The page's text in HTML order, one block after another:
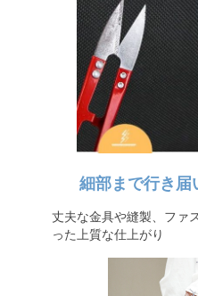
細部まで行き届
丈夫な金具や縫製、ファ
った上質な仕上がり